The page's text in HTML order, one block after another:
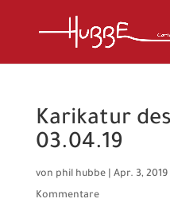
Karikatur
03.04.19
von phil hubbe| Apr. 3, 2019|
Kommentare